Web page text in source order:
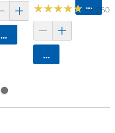
카트에 담기
★★★★★
★★★★★ 4.8 (250)
카트에 담기
카트에